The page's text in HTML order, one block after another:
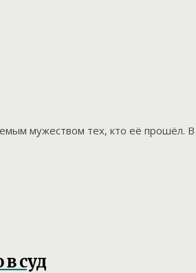
мужеством тех, кто её прошёл.
суд